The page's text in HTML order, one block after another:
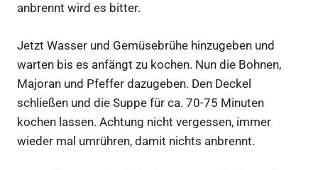
anbrennt wird es bitter.
Jetzt Wasser und Gemüsebrühe hinzugeben und
warten bis es anfängt zu kochen. Nun die Bohnen,
Majoran und Pfeffer dazugeben. Den Deckel
schließen und die Suppe für ca. 70-75 Minuten
kochen lassen. Achtung nicht vergessen, immer
wieder mal umrühren, damit nichts anbrennt.